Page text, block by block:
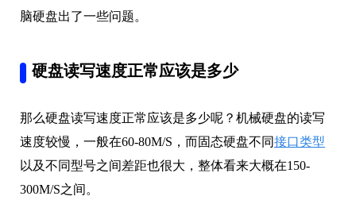
脑硬盘出了一些问题。
硬盘读写速度正常应该是多少
那么硬盘读写速度正常应该是多少呢？机械硬盘的读写
速度较慢，一般在60-80M/S，而固态硬盘不同接口类型
以及不同型号之间差距也很大，整体看来大概在150-
300M/S之间。